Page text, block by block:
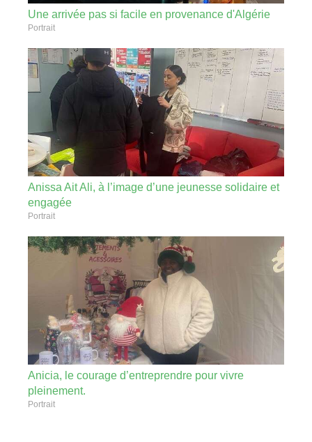
Une arrivée pas si facile en provenance d'Algérie
Portrait
Anissa Ait Ali, à l’image d’une jeunesse solidaire et
engagée
Portrait
Anicia, le courage d’entreprendre pour vivre
pleinement.
Portrait